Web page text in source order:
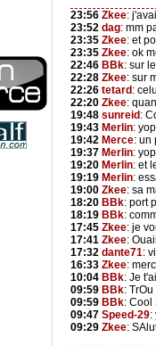
23:56 Zkee:
23:52 dag: mm
23:35 Zkee: et
23:35 Zkee: ok
22:46 BBk: sur
22:28 Zkee: sur
22:26 tetard :
22:20 Zkee:
19:48 sunreid :
19:43 Merlin:
19:42 Merce: un
19:37 Merlin:
19:20 Merlin: et
19:19 Merlin:
19:00 Zkee: sa
18:20 BBk: port
18:19 BBk:
17:45 Zkee: je
17:41 Zkee:
17:32 dante71:
16:33 Zkee:
10:04 BBk: Je
09:59 BBk:
09:59 BBk: Cool
09:47 Speed-29:
09:29 Zkee: